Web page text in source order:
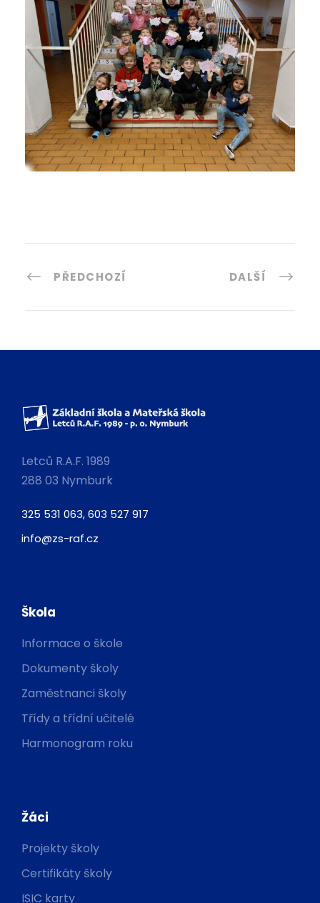
PŘEDCHOZÍ DALŠÍ
Letců R.A.F. 1989
288 03 Nymburk
325 531 063, 603 527 917
info@zs-raf.cz
Škola
Informace o škole
Dokumenty školy
Zaměstnanci školy
Třídy a třídní učitelé
Harmonogram roku
Žáci
Projekty školy
Certifikáty školy
ISIC karty